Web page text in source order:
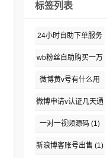
标签列表
24小时自助下单服务
(1)
wb粉丝自助购买一万
(1)
微博黄v号有什么用
(1)
微博申请v认证几天通
过(1)
一对一视频源码 (1)
新浪博客账号出售 (1)